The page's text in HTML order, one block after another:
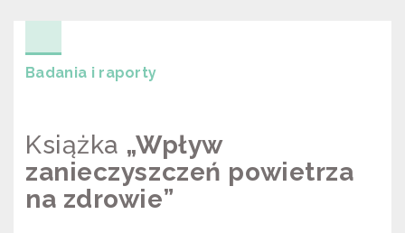
Badania i raporty
Książka „Wpływ
zanieczyszczeń powietrza
na zdrowie”